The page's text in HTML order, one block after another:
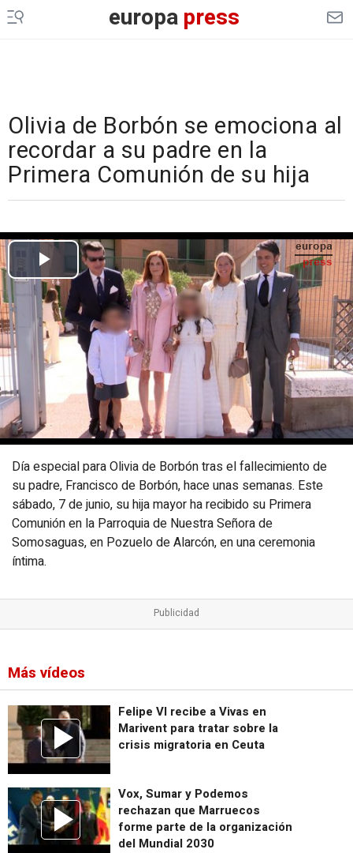
europapress
Olivia de Borbón se emociona al
recordar a su padre en la
Primera Comunión de su hija
Día especial para Olivia de Borbón tras el fallecimiento de
su padre, Francisco de Borbón, hace unas semanas. Este
sábado, 7 de junio, su hija mayor ha recibido su Primera
Comunión en la Parroquia de Nuestra Señora de
Somosaguas, en Pozuelo de Alarcón, en una ceremonia
íntima.
Más vídeos
Felipe VI recibe a Vivas en
Marivent para tratar sobre la
crisis migratoria en Ceuta
Vox, Sumar y Podemos
rechazan que Marruecos
forme parte de la organización
del Mundial 2030